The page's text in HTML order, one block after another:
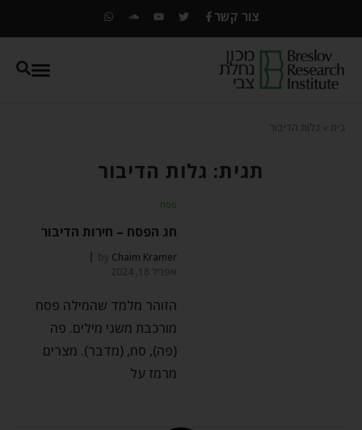
צור קשר
בית גלות הדיבור
תגית: גלות הדיבור
פסח
חג הפסח – חירות הדיבור
by Chaim Kramer
אפריל 18, 2024
הזוהר מלמד שהמילה פסח
מורכבת משני מילים. פה
(פה), סח, (מדבר). מצרים
מרמז על